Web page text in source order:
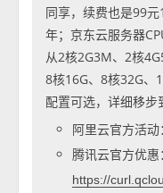
同享，续费也是99
年；京东云服务器
从2核2G3M、2核
8核16G、8核32G、
配置可选，详细移步
阿里云官方活动：
腾讯云官方优惠：
https://